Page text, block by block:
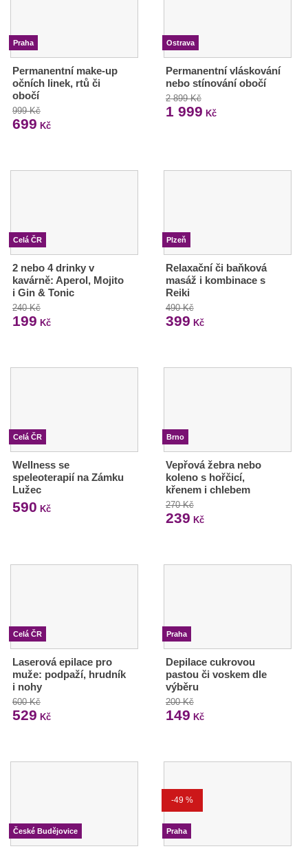
Praha
Permanentní make-up
očních linek, rtů či
obočí
999 Kč
699 Kč
Ostrava
Permanentní vláskování
nebo stínování obočí
2 899 Kč
1 999 Kč
Celá ČR
2 nebo 4 drinky v
kavárně: Aperol, Mojito
i Gin & Tonic
240 Kč
199 Kč
Plzeň
Relaxační či baňková
masáž i kombinace s
Reiki
490 Kč
399 Kč
Celá ČR
Wellness se
speleoterapií na Zámku
Lužec
590 Kč
Brno
Vepřová žebra nebo
koleno s hořčicí,
křenem i chlebem
270 Kč
239 Kč
Celá ČR
Laserová epilace pro
muže: podpaží, hrudník
i nohy
600 Kč
529 Kč
Praha
Depilace cukrovou
pastou či voskem dle
výběru
200 Kč
149 Kč
České Budějovice
-49 %
Praha